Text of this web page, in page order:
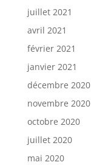
juillet 2021
avril 2021
février 2021
janvier 2021
décembre 2020
novembre 2020
octobre 2020
juillet 2020
mai 2020